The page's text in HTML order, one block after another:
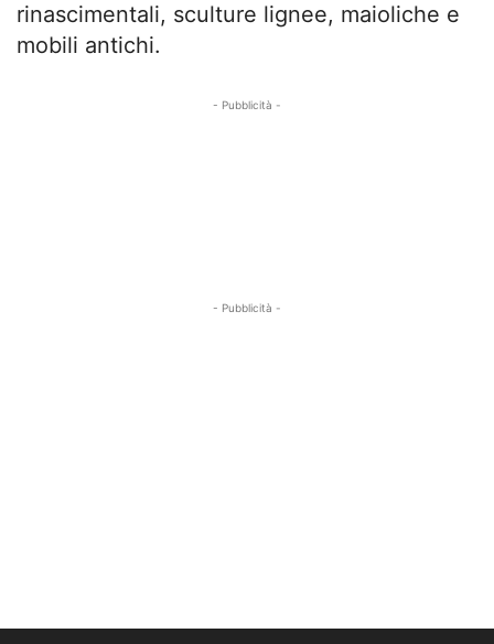
rinascimentali, sculture lignee, maioliche e
mobili antichi.
- Pubblicità -
- Pubblicità -